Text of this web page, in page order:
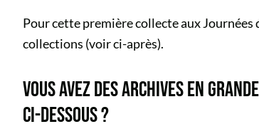
Pour cette première collecte aux Journées
collections (voir ci-après).
VOUS AVEZ DES ARCHIVES EN
CI-DESSOUS ?